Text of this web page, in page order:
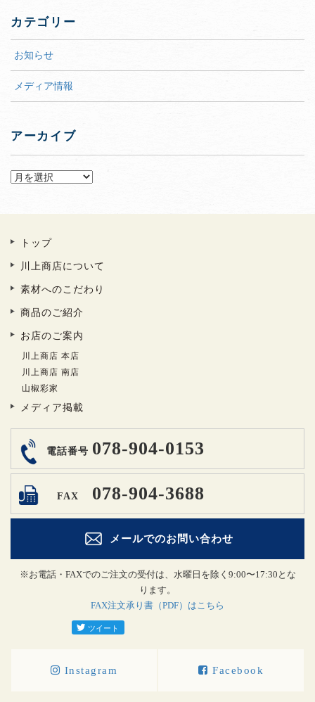
カテゴリー
お知らせ
メディア情報
アーカイブ
トップ
川上商店について
素材へのこだわり
商品のご紹介
お店のご案内
川上商店 本店
川上商店 南店
山椒彩家
メディア掲載
Instagram Facebook
電話番号 078-904-0153
FAX 078-904-3688
メールでのお問い合わせ
※お電話・FAXでのご注文の受付は、水曜日を除く9:00〜17:30とな
ります。
FAX注文承り書（PDF）はこちら